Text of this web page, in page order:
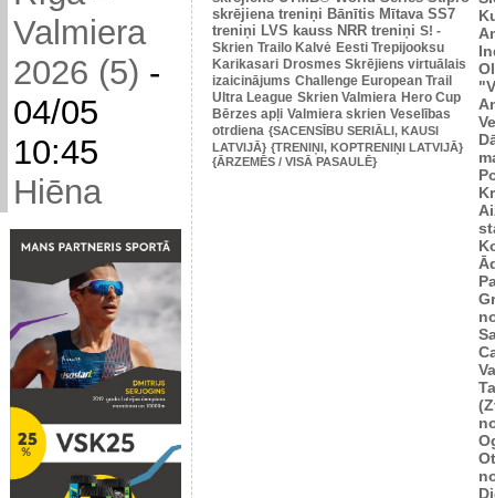
Valmiera
2026 (5) -
04/05
10:45
Hiēna
skrējiena treniņi Bānītis Mītava SS7
treniņi LVS kauss NRR treniņi S! -
Skrien Trailo Kalvė Eesti Trepijooksu
Karikasari Drosmes Skrējiens virtuālais
izaicinājums Challenge European Trail
Ultra League Skrien Valmiera Hero Cup
Bērzes apļi Valmiera skrien Veselības
otrdiena {SACENSĪBU SERIĀLI, KAUSI
LATVIJĀ} {TRENIŅI, KOPTRENIŅI LATVIJĀ}
{ĀRZEMĒS / VISĀ PASAULĒ}